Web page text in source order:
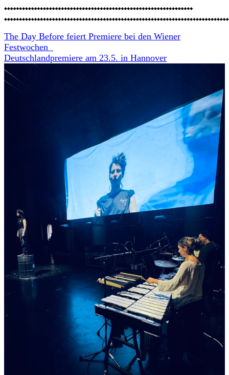
The Day Before feiert Premiere bei den Wiener
Festwochen
Deutschlandpremiere am 23.5. in Hannover